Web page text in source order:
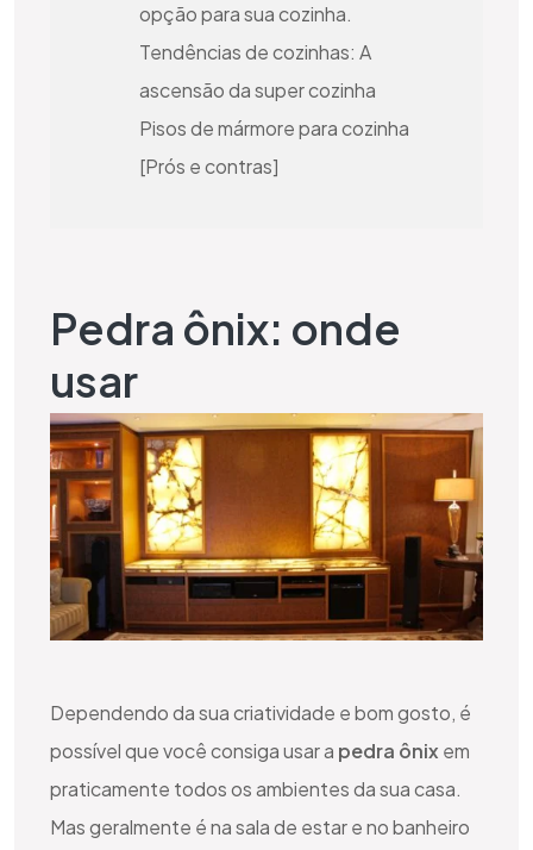
opção para sua cozinha.
Tendências de cozinhas: A
ascensão da super cozinha
Pisos de mármore para cozinha
[Prós e contras]
Pedra ônix: onde
usar
Dependendo da sua criatividade e bom gosto, é
possível que você consiga usar a pedra ônix em
praticamente todos os ambientes da sua casa.
Mas geralmente é na sala de estar e no banheiro